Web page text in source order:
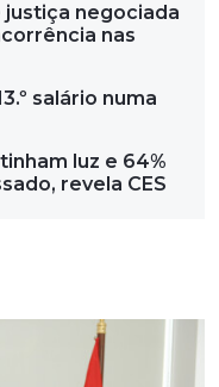
negociada
nas
salário numa
luz e 64%
revela CES